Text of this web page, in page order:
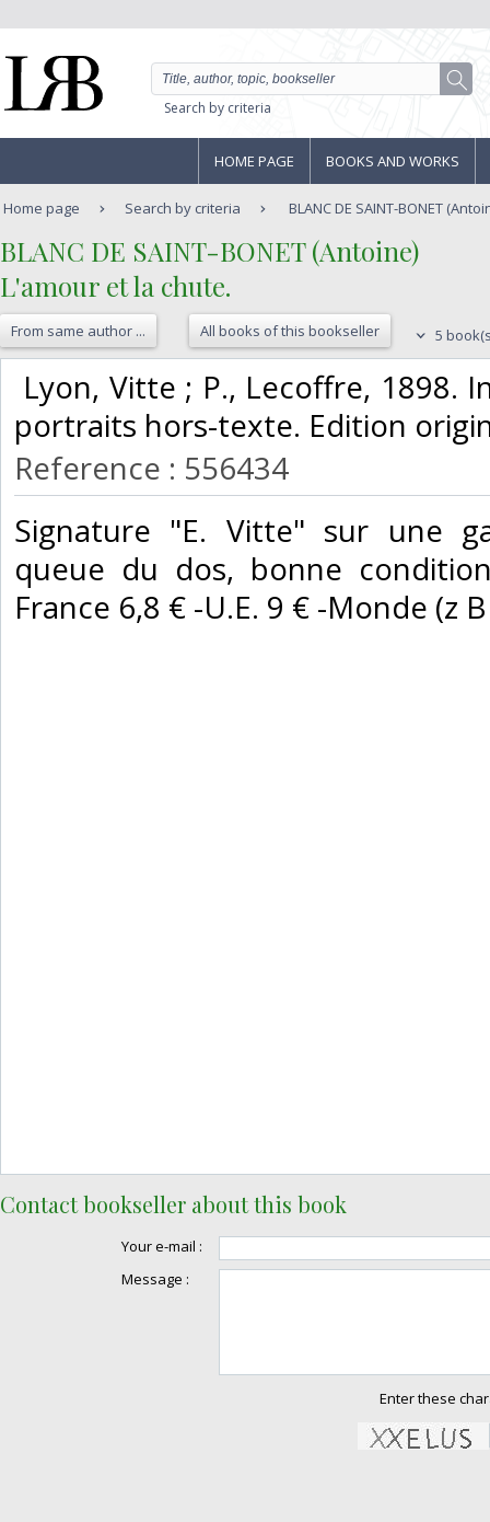
Search by criteria
HOME PAGE BOOKS AND WORKS
Home page Search by criteria BLANC DE SAINT-BONET
‎BLANC DE SAINT-BONET (Antoine)‎
‎L'amour et la chute.‎
From same author ... All books of this bookseller 5
Lyon, Vitte ; P., Lecoffre, 1898.
portraits hors-texte. Edition
Reference : 556434
‎Signature "E. Vitte" sur une
queue du dos, bonne
France 6,8 € -U.E. 9 € -Monde (z
Contact bookseller about this book
Your e-mail :
Message :
Enter these